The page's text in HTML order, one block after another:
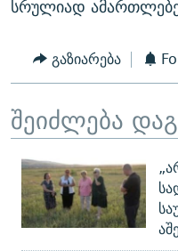
სრულიად
გაზიარება
შეიძლება